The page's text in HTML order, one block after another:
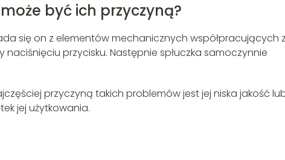
być ich przyczyną?
się on z elementów mechanicznych współpracujących
przycisku. Następnie spłuczka samoczynnie
przyczyną takich problemów jest jej niska jakość
jej użytkowania.